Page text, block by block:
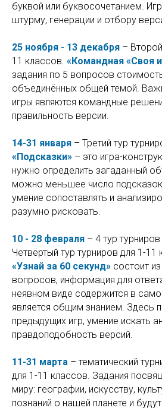
буквой или буквосочетанием.
штурму, генерации и отбору
25 ноября - 13 декабря –
11 классов. «Командная «Своя
задания по 5 вопросов
объединённых общей темой.
игры являются командные
правильность версии.
14-31 января – Третий тур
«Подсказки» – это игра-
нужно определить загаданный
можно меньшее число
умение сопоставлять и
разумно рисковать.
10 - 28 февраля – 4 тур
Четвёртый тур турниров для 1-11
«Узнай за 60 секунд» состоит
вопросов, информация для
неявном виде содержится в
является общим знанием. Здесь
предыдущих игр, умение искать
правдоподобность версий.
11-31 марта – тематический
для 1-11 классов. Задания
миру: географии, искусству,
познаний о нашей планете и